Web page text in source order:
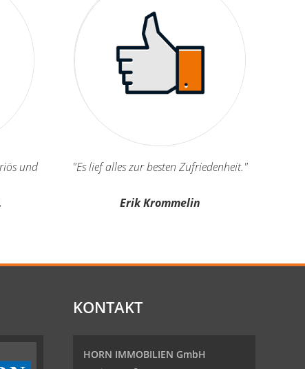
und
"Es lief alles zur besten Zufriedenheit."
Erik Krommelin
KONTAKT
HORN IMMOBILIEN GmbH